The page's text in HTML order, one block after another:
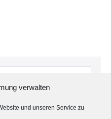
verwalten
und unseren Service zu